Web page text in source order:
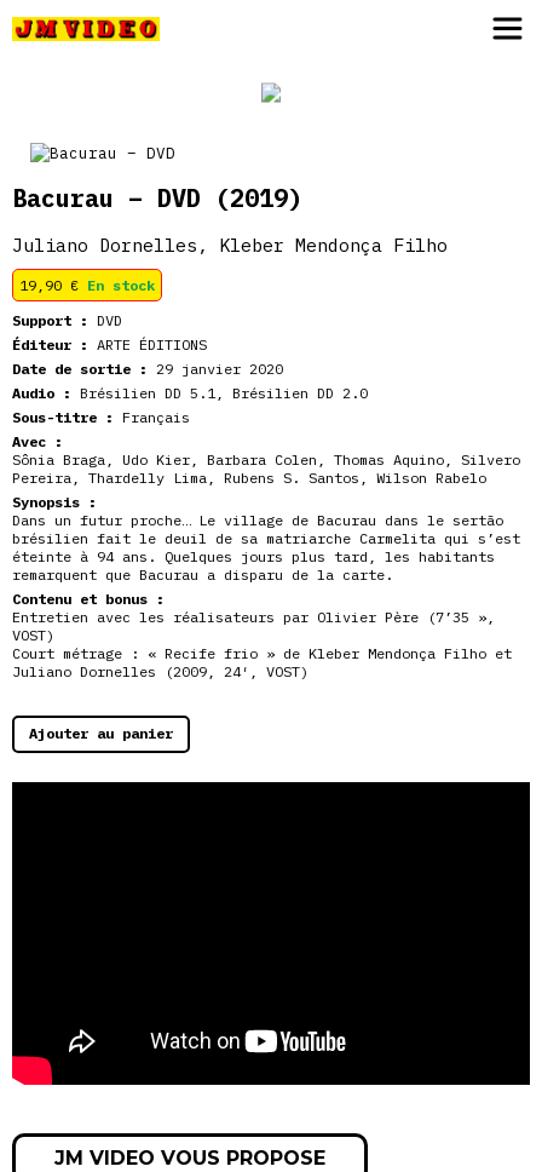
Bacurau – DVD (2019)
Juliano Dornelles, Kleber Mendonça Filho
19,90 € En stock
Support : DVD
Éditeur : ARTE ÉDITIONS
Date de sortie :
29 janvier 2020
Audio : Brésilien DD 5.1, Brésilien DD 2.0
Sous-titre : Français
Avec :
Sônia Braga, Udo Kier, Barbara Colen, Thomas Aquino, Silvero
Pereira, Thardelly Lima, Rubens S. Santos, Wilson Rabelo
Synopsis :
Dans un futur proche… Le village de Bacurau dans le sertão
brésilien fait le deuil de sa matriarche Carmelita qui s’est
éteinte à 94 ans. Quelques jours plus tard, les habitants
remarquent que Bacurau a disparu de la carte.
Contenu et bonus :
Entretien avec les réalisateurs par Olivier Père (7’35 »,
VOST)
Court métrage : « Recife frio » de Kleber Mendonça Filho et
Juliano Dornelles (2009, 24′, VOST)
Ajouter au panier
JM VIDEO VOUS PROPOSE